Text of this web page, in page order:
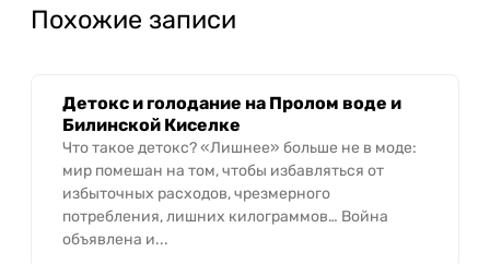
Похожие записи
Детокс и голодание на Пролом воде и
Билинской Киселке
Что такое детокс? «Лишнее» больше не в моде:
мир помешан на том, чтобы избавляться от
избыточных расходов, чрезмерного
потребления, лишних килограммов… Война
объявлена и...